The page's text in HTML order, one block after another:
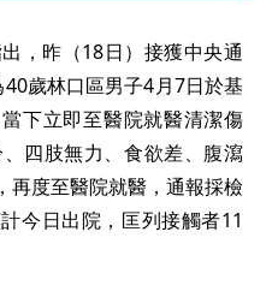
，昨（18日）接獲中央通
歲林口區男子4月7日於基
下立即至醫院就醫清潔傷
四肢無力、食欲差、腹瀉
再度至醫院就醫，通報採檢
今日出院，匡列接觸者11